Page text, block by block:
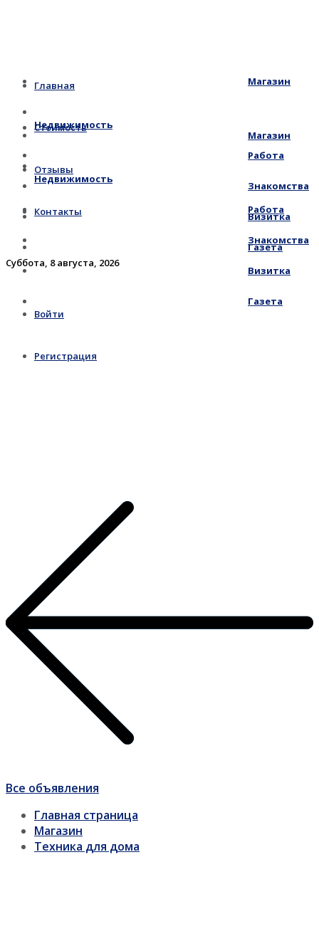
Главная
Стоимость
Отзывы
Контакты
Суббота, 8 августа, 2026
Войти
Регистрация
Магазин
Недвижимость
Работа
Знакомства
Визитка
Газета
Магазин
Недвижимость
Работа
Знакомства
Визитка
Газета
Все объявления
Главная страница
Магазин
Техника для дома